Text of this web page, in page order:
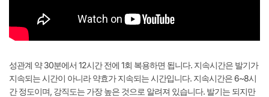
성관계 약 30분에서 12시간 전에 1회 복용하면 됩니다. 지속시간은 발기가
지속되는 시간이 아니라 약효가 지속되는 시간입니다. 지속시간은 6~8시
간 정도이며, 강직도는 가장 높은 것으로 알려져 있습니다. 발기는 되지만